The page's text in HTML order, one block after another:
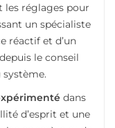
les réglages pour
un spécialiste
réactif et d’un
le conseil
dans
d’esprit et une